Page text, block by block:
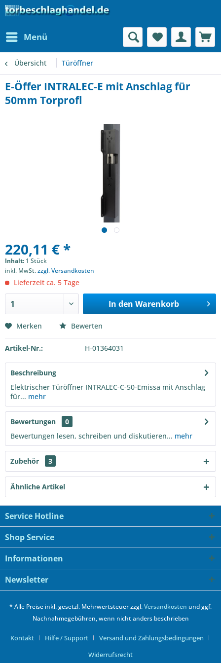
Menü
Übersicht Türöffner
E-Öffer INTRALEC-E mit Anschlag für
50mm Torprofl
220,11 € *
Inhalt: 1 Stück
inkl. MwSt.zzgl. Versandkosten
Lieferzeit ca. 5 Tage
In den Warenkorb
Merken Bewerten
Artikel-Nr.: H-01364031
Beschreibung
Elektrischer Türöffner INTRALEC-C-50-Emissa mit Anschlag
für... mehr
Bewertungen
0
Bewertungen lesen, schreiben und diskutieren... mehr
Zubehör 3
Ähnliche Artikel
Service Hotline
Shop Service
Informationen
Newsletter
* Alle Preise inkl. gesetzl. Mehrwertsteuer zzgl.Versandkosten und ggf.
Nachnahmegebühren, wenn nicht anders beschrieben
Kontakt Hilfe / Support
Versand und Zahlungsbedingungen
Widerrufsrecht